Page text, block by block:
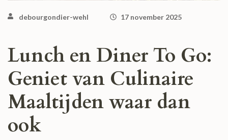
debourgondier-wehl 17 november 2025
Lunch en Diner To Go:
Geniet van Culinaire
Maaltijden waar dan
ook